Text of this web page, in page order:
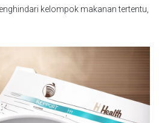
kelompok makanan tertentu,